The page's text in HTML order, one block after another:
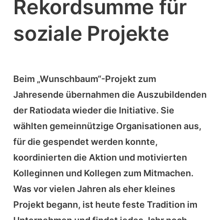
Rekordsumme für
soziale Projekte
Beim „Wunschbaum“-Projekt zum
Jahresende übernahmen die Auszubildenden
der Ratiodata wieder die Initiative. Sie
wählten gemeinnützige Organisationen aus,
für die gespendet werden konnte,
koordinierten die Aktion und motivierten
Kolleginnen und Kollegen zum Mitmachen.
Was vor vielen Jahren als eher kleines
Projekt begann, ist heute feste Tradition im